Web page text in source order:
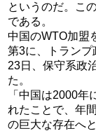
というのだ。こ
である。
中国のWTO加盟
第3に、トランプ
23日、保守系政
た。
「中国は2000
れたことで、年
の巨大な存在へ